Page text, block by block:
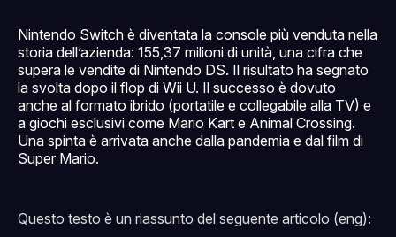
Nintendo Switch è diventata la console più venduta nella
storia dell’azienda: 155,37 milioni di unità, una cifra che
supera le vendite di Nintendo DS. Il risultato ha segnato
la svolta dopo il flop di Wii U. Il successo è dovuto
anche al formato ibrido (portatile e collegabile alla TV) e
a giochi esclusivi come Mario Kart e Animal Crossing.
Una spinta è arrivata anche dalla pandemia e dal film di
Super Mario.
Questo testo è un riassunto del seguente articolo (eng):